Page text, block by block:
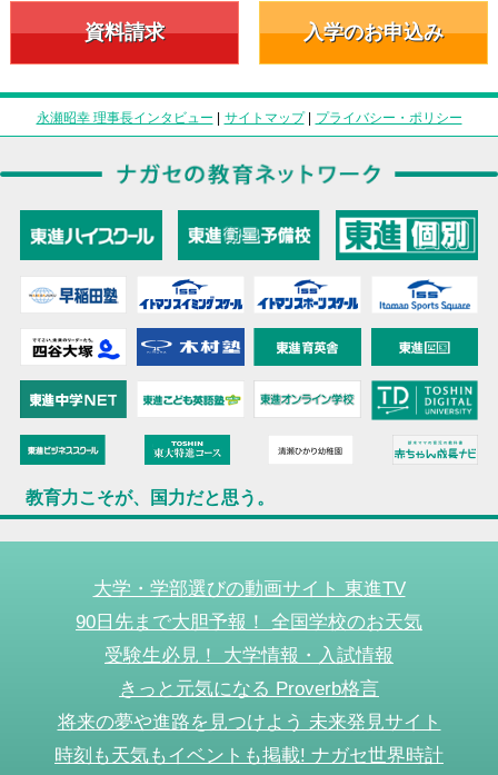
資料請求 入学のお申込み
永瀬昭幸 理事長インタビュー | サイトマップ| プライバシー・ポリシー
教育力こそが、国力だと思う。
大学・学部選びの動画サイト 東進TV
90日先まで大胆予報！ 全国学校のお天気
受験生必見！ 大学情報・入試情報
きっと元気になる Proverb格言
将来の夢や進路を見つけよう 未来発見サイト
時刻も天気もイベントも掲載! ナガセ世界時計